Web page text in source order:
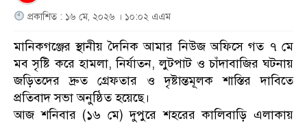
প্রকাশিত : ১৬ মে, ২০২৬ । ১০:০২ এএম
মানিকগঞ্জের স্থানীয় দৈনিক আমার নিউজ অফিসে গত ৭ মে
মব সৃষ্টি করে হামলা, নির্যাতন, লুটপাট ও চাঁদাবাজির ঘটনায়
জড়িতদের দ্রুত গ্রেফতার ও দৃষ্টান্তমূলক শাস্তির দাবিতে
প্রতিবাদ সভা অনুষ্ঠিত হয়েছে।
আজ শনিবার (১৬ মে) দুপুরে শহরের কালিবাড়ি এলাকায়